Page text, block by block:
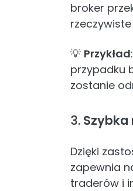
broker
💡 Przykład
przypadku
zostanie
3.
Dzięki
zapewnia
traderów i